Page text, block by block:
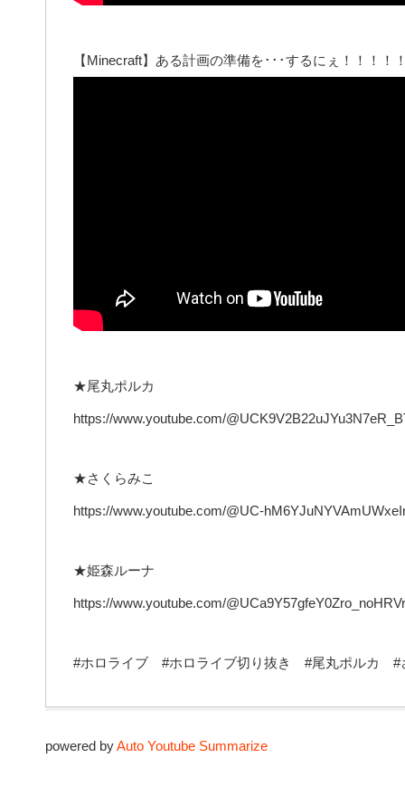
【Minecraft】ある計画の準備を･･･するにぇ！！！！
★尾丸ポルカ
https://www.youtube.com/
★さくらみこ
https://www.youtube.com/@UC-
★姫森ルーナ
https://www.youtube.com/
#ホロライブ #ホロライブ切り抜き #尾丸ポルカ
powered byAuto Youtube Summarize